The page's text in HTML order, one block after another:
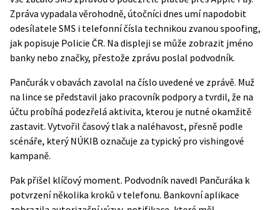
Zpráva vypadala věrohodně, útočníci dnes umí napodobit
odesílatele SMS i telefonní čísla technikou zvanou spoofing,
jak popisuje Policie ČR. Na displeji se může zobrazit jméno
banky nebo značky, přestože zprávu poslal podvodník.
Pančurák v obavách zavolal na číslo uvedené ve zprávě. Muž
na lince se představil jako pracovník podpory a tvrdil, že na
účtu probíhá podezřelá aktivita, kterou je nutné okamžitě
zastavit. Vytvořil časový tlak a naléhavost, přesně podle
scénáře, který NÚKIB označuje za typický pro vishingové
kampaně.
Pak přišel klíčový moment. Podvodník navedl Pančuráka k
potvrzení několika kroků v telefonu. Bankovní aplikace